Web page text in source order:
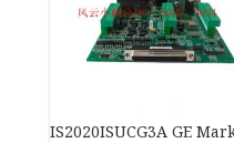
IS2020ISUCG3A GE